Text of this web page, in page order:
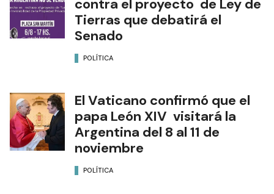
contra el proyecto de Ley de
Tierras que debatirá el
Senado
POLÍTICA
El Vaticano confirmó que el
papa León XIV visitará la
Argentina del 8 al 11 de
noviembre
POLÍTICA